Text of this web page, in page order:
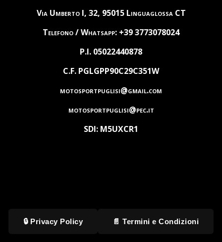
Via Umberto I, 32, 95015 Linguaglossa CT
Telefono / Whatsapp: +39 3773078024
P.I. 05022440878
C.F. PGLGPP90C29C351W
motosportpuglisi@gmail.com
motosportpuglisi@pec.it
SDI: M5UXCR1
🔒 Privacy Policy 📄 Termini e Condizioni